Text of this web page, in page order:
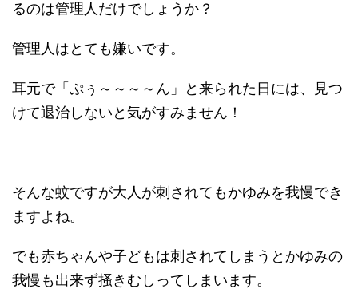
るのは管理人だけでしょうか？
管理人はとても嫌いです。
耳元で「ぷぅ～～～～ん」と来られた日には、見つ
けて退治しないと気がすみません！
そんな蚊ですが大人が刺されてもかゆみを我慢でき
ますよね。
でも赤ちゃんや子どもは刺されてしまうとかゆみの
我慢も出来ず掻きむしってしまいます。